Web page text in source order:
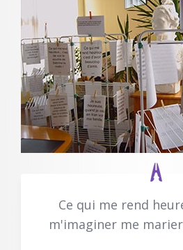
Ce qui me rend
m'imaginer me